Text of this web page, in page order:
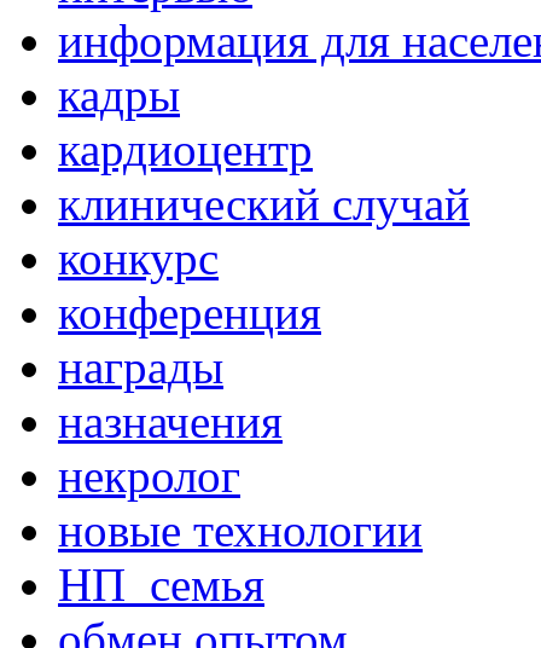
информация для
кадры
кардиоцентр
клинический случай
конкурс
конференция
награды
назначения
некролог
новые технологии
НП_семья